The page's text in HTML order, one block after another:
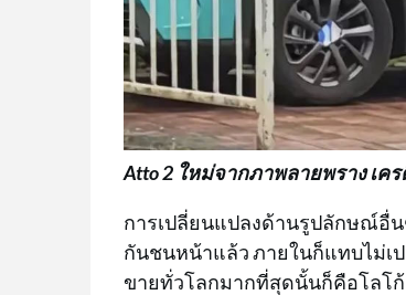
Atto 2 ใหม่จากภาพลายพราง เคร
การเปลี่ยนแปลงด้านรูปลักษณ์อื่
กันชนหน้าแล้ว ภายในก็แทบไม่เ
ขายทั่วโลกมากที่สุดนั้นก็คือโลโก้